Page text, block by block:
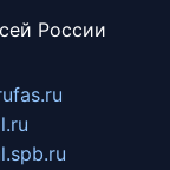
России
fas.ru